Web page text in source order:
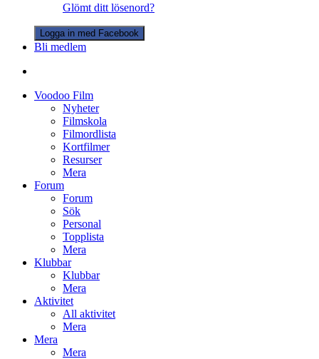
Glömt ditt lösenord?
Logga in med Facebook
Bli medlem
Voodoo Film
Nyheter
Filmskola
Filmordlista
Kortfilmer
Resurser
Mera
Forum
Forum
Sök
Personal
Topplista
Mera
Klubbar
Klubbar
Mera
Aktivitet
All aktivitet
Mera
Mera
Mera